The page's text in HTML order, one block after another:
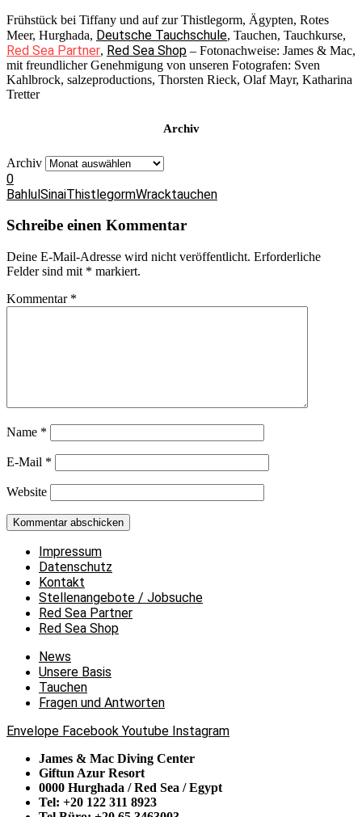
Frühstück bei Tiffany und auf zur Thistlegorm, Ägypten, Rotes
Meer, Hurghada, Deutsche Tauchschule, Tauchen, Tauchkurse,
Red Sea Partner, Red Sea Shop – Fotonachweise: James & Mac,
mit freundlicher Genehmigung von unseren Fotografen: Sven
Kahlbrock, salzeproductions, Thorsten Rieck, Olaf Mayr, Katharina
Tretter
Archiv
Archiv
0
BahlulSinaiThistlegormWracktauchen
Schreibe einen Kommentar
Deine E-Mail-Adresse wird nicht veröffentlicht. Erforderliche
Felder sind mit * markiert.
Kommentar *
Name *
E-Mail *
Website
Impressum
Datenschutz
Kontakt
Stellenangebote / Jobsuche
Red Sea Partner
Red Sea Shop
News
Unsere Basis
Tauchen
Fragen und Antworten
Envelope Facebook Youtube Instagram
James & Mac Diving Center
Giftun Azur Resort
0000 Hurghada / Red Sea / Egypt
Tel: +20 122 311 8923